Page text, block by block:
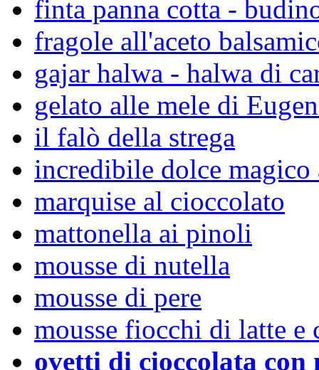
finta panna cotta -
fragole all'aceto
gajar halwa - halwa di
gelato alle mele di
il falò della strega
incredibile dolce
marquise al cioccolato
mattonella ai pinoli
mousse di nutella
mousse di pere
mousse fiocchi di latte e
ovetti di cioccolata con